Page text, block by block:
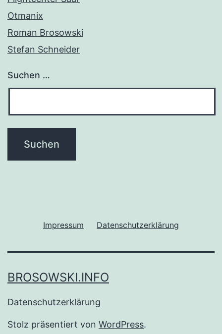
Otmanix
Roman Brosowski
Stefan Schneider
Suchen …
Impressum Datenschutzerklärung
BROSOWSKI.INFO
Datenschutzerklärung
Stolz präsentiert von WordPress.